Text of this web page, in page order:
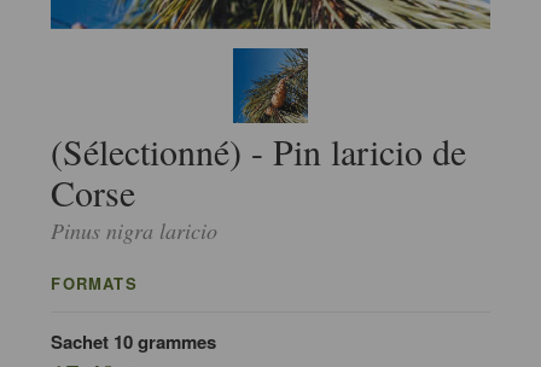
(Sélectionné) - Pin laricio de
Corse
Pinus nigra laricio
FORMATS
Sachet 10 grammes